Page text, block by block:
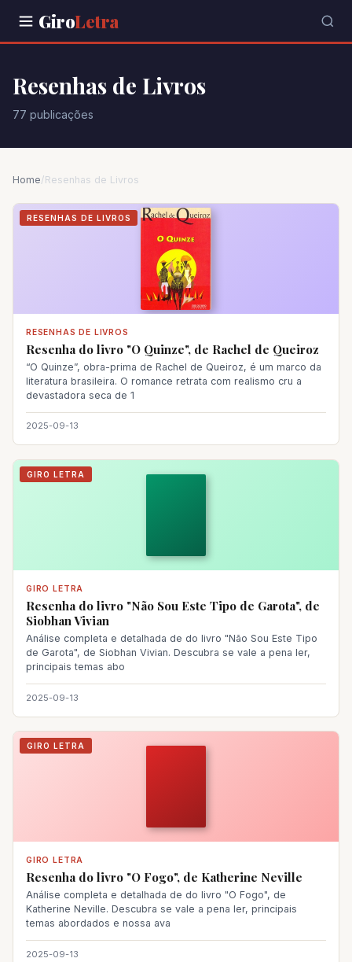
GiroLetra
Resenhas de Livros
77 publicações
Home/Resenhas de Livros
RESENHAS DE LIVROS
RESENHAS DE LIVROS
Resenha do livro "O Quinze", de Rachel de Queiroz
“O Quinze”, obra-prima de Rachel de Queiroz, é um marco da
literatura brasileira. O romance retrata com realismo cru a
devastadora seca de 1
2025-09-13
GIRO LETRA
GIRO LETRA
Resenha do livro "Não Sou Este Tipo de Garota", de
Siobhan Vivian
Análise completa e detalhada de do livro "Não Sou Este Tipo
de Garota", de Siobhan Vivian. Descubra se vale a pena ler,
principais temas abo
2025-09-13
GIRO LETRA
GIRO LETRA
Resenha do livro "O Fogo", de Katherine Neville
Análise completa e detalhada de do livro "O Fogo", de
Katherine Neville. Descubra se vale a pena ler, principais
temas abordados e nossa ava
2025-09-13